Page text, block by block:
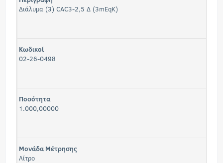
Διάλυμα (3) CAC3-2,5 Δ (3mEqK)
Κωδικοί
02-26-0498
Ποσότητα
1.000,00000
Μονάδα Μέτρησης
Λίτρο